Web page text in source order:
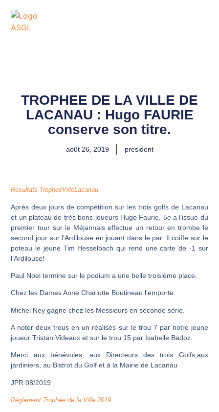
TROPHEE DE LA VILLE DE
LACANAU : Hugo FAURIE
conserve son titre.
août 26, 2019 president
Resultats-TropheeVilleLacanau
Après deux jours de compétition sur les trois golfs de Lacanau
et un plateau de très bons joueurs Hugo Faurie, 5e a l’issue du
premier tour sur le Méjannais effectue un retour en trombe le
second jour sur l’Ardilouse en jouant dans le par. Il coiffe sur le
poteau le jeune Tim Hesselbach qui rend une carte de -1 sur
l’Ardilouse!
Paul Noel termine sur le podium a une belle troisième place.
Chez les Dames Anne Charlotte Boutineau l’emporte.
Michel Ney gagne chez les Messieurs en seconde série.
A noter deux trous en un réalisés sur le trou 7 par notre jeune
joueur Tristan Videaux et sur le trou 15 par Isabelle Badoz.
Merci aux bénévoles, aux Directeurs des trois Golfs,aux
jardiniers, au Bistrot du Golf et à la Mairie de Lacanau
JPR 08/2019
Règlement Trophée de la Ville 2019